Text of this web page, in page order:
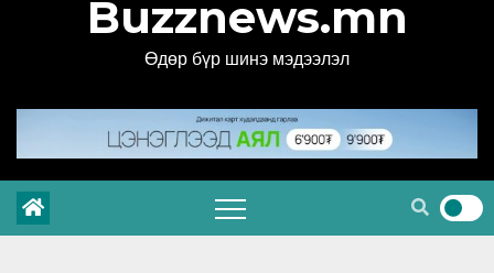
Buzznews.mn
Өдөр бүр шинэ мэдээлэл